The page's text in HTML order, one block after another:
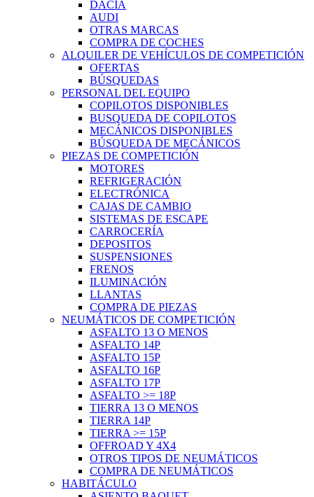
DACIA
AUDI
OTRAS MARCAS
COMPRA DE COCHES
ALQUILER DE VEHÍCULOS DE COMPETICIÓN
OFERTAS
BÚSQUEDAS
PERSONAL DEL EQUIPO
COPILOTOS DISPONIBLES
BUSQUEDA DE COPILOTOS
MECÁNICOS DISPONIBLES
BÚSQUEDA DE MECÁNICOS
PIEZAS DE COMPETICIÓN
MOTORES
REFRIGERACIÓN
ELECTRÓNICA
CAJAS DE CAMBIO
SISTEMAS DE ESCAPE
CARROCERÍA
DEPOSITOS
SUSPENSIONES
FRENOS
ILUMINACIÓN
LLANTAS
COMPRA DE PIEZAS
NEUMÁTICOS DE COMPETICIÓN
ASFALTO 13 O MENOS
ASFALTO 14P
ASFALTO 15P
ASFALTO 16P
ASFALTO 17P
ASFALTO >= 18P
TIERRA 13 O MENOS
TIERRA 14P
TIERRA >= 15P
OFFROAD Y 4X4
OTROS TIPOS DE NEUMÁTICOS
COMPRA DE NEUMÁTICOS
HABITÁCULO